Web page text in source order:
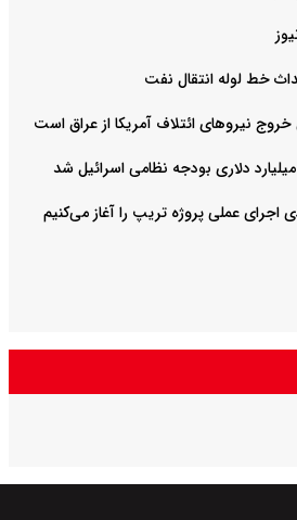
خط لوله انتقال نفت
اجرای عملی پروژه تریپ را آغاز می‌کنیم